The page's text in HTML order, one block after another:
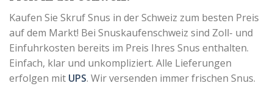
Kaufen Sie Skruf Snus in der Schweiz zum besten Preis
auf dem Markt! Bei Snuskaufenschweiz sind Zoll- und
Einfuhrkosten bereits im Preis Ihres Snus enthalten.
Einfach, klar und unkompliziert. Alle Lieferungen
erfolgen mit UPS. Wir versenden immer frischen Snus.